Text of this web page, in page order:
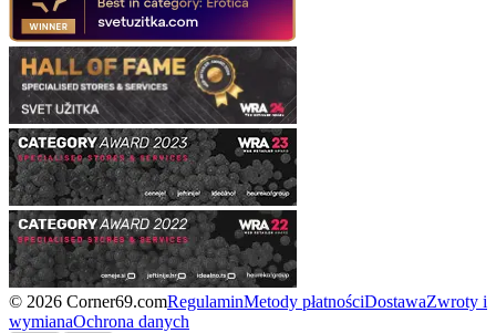
© 2026 Corner69.comRegulaminMetody płatnościDostawaZwroty i
wymianaOchrona danych